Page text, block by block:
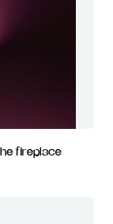
fireplace